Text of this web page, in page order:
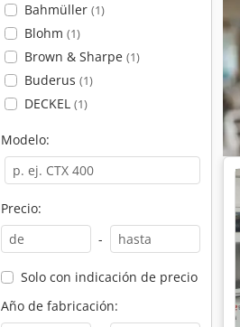
Bahmüller (1)
Blohm (1)
Brown & Sharpe (1)
Buderus (1)
DECKEL (1)
Modelo:
Precio:
-
Solo con indicación de precio
Año de fabricación: